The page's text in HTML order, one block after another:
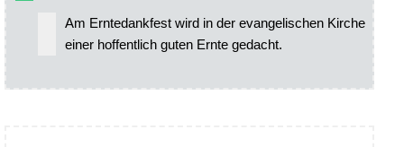
Am Erntedankfest wird in der evangelischen Kirche
einer hoffentlich guten Ernte gedacht.